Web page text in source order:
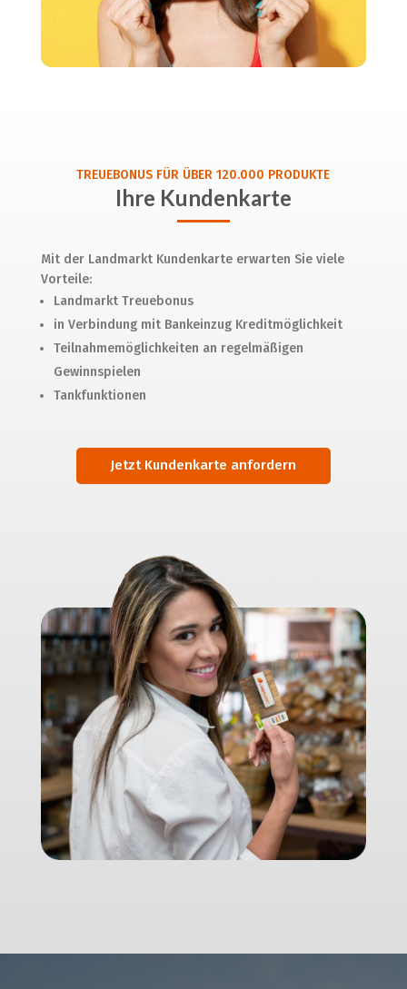
TREUEBONUS FÜR ÜBER 120.000 PRODUKTE
Ihre Kundenkarte
Mit der Landmarkt Kundenkarte erwarten Sie viele
Vorteile:
Landmarkt Treuebonus
in Verbindung mit Bankeinzug Kreditmöglichkeit
Teilnahmemöglichkeiten an regelmäßigen
Gewinnspielen
Tankfunktionen
Jetzt Kundenkarte anfordern